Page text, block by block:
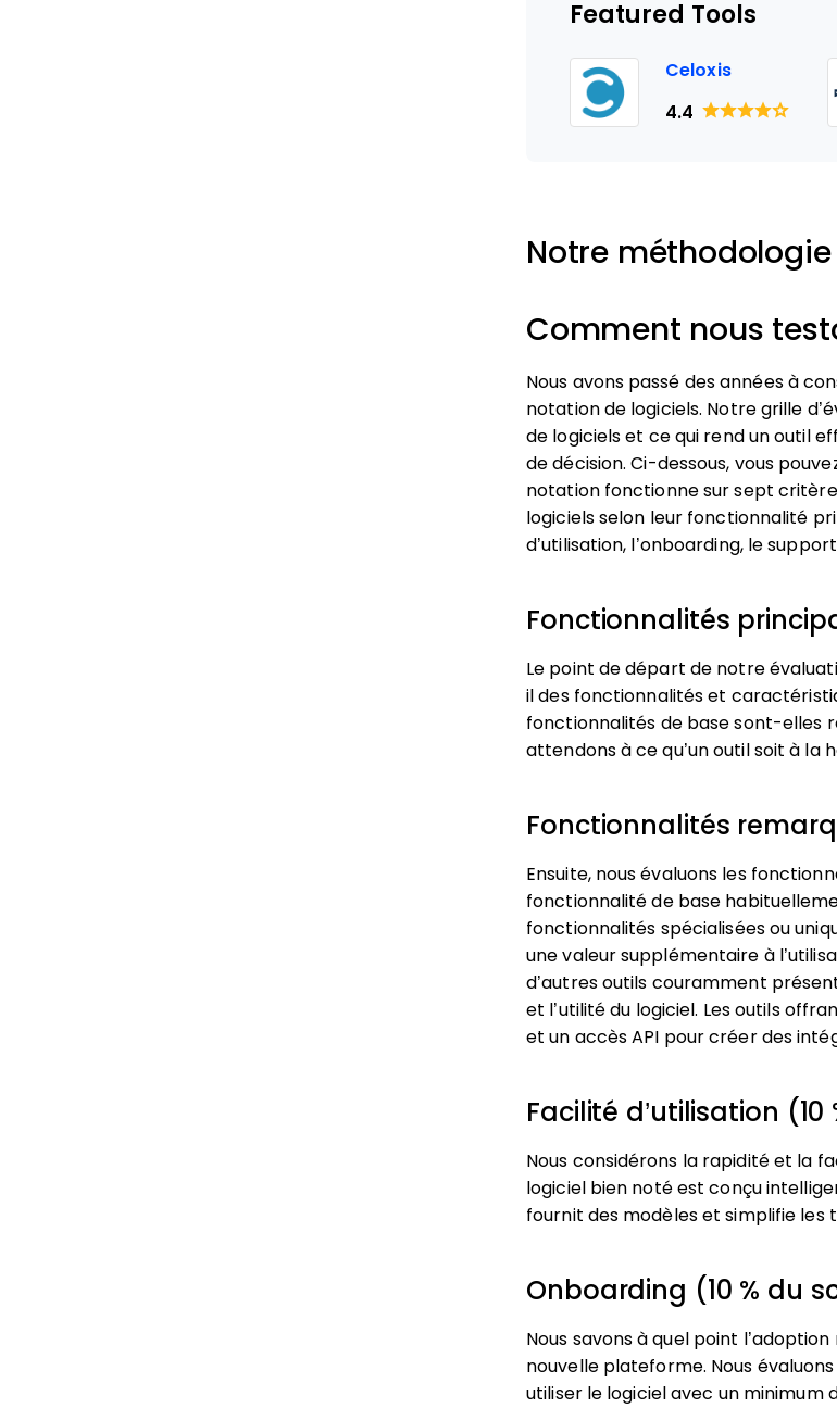
Featured Tools
Celoxis
4.4
Notre
Comment nous
Nous avons passé des années à
notation de logiciels. Notre grille
de logiciels et ce qui rend un outil
de décision. Ci-dessous, vous
notation fonctionne sur sept
logiciels selon leur fonctionnalité
d’utilisation, l’onboarding, le
Fonctionnalités
Le point de départ de notre
il des fonctionnalités et
fonctionnalités de base sont-elles
attendons à ce qu’un outil soit à la
Fonctionnalités
Ensuite, nous évaluons les
fonctionnalité de base
fonctionnalités spécialisées ou
une valeur supplémentaire à
d’autres outils couramment
et l’utilité du logiciel. Les outils
et un accès API pour créer des
Facilité d’utilisation
Nous considérons la rapidité et la
logiciel bien noté est conçu
fournit des modèles et simplifie
Onboarding (10 % du
Nous savons à quel point
nouvelle plateforme. Nous
utiliser le logiciel avec un minimum